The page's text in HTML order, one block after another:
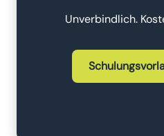
Unverbindlich.